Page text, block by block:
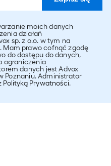
moich danych
działań
sp. z o.o. w tym na
prawo cofnąć zgodę
do dostępu do danych,
ograniczenia
danych jest Advox
Poznaniu. Administrator
Polityką Prywatności.